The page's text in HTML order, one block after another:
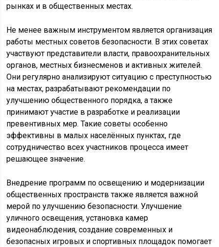
рынках и в общественных местах.
Не менее важным инструментом является организация
работы местных советов безопасности. В этих советах
участвуют представители власти, правоохранительных
органов, местных бизнесменов и активных жителей.
Они регулярно анализируют ситуацию с преступностью
на местах, разрабатывают рекомендации по
улучшению общественного порядка, а также
принимают участие в разработке и реализации
превентивных мер. Такие советы особенно
эффективны в малых населённых пунктах, где
сотрудничество всех участников процесса имеет
решающее значение.
Внедрение программ по освещению и модернизации
общественных пространств также является важной
мерой по улучшению безопасности. Улучшение
уличного освещения, установка камер
видеонаблюдения, создание современных и
безопасных игровых и спортивных площадок помогает